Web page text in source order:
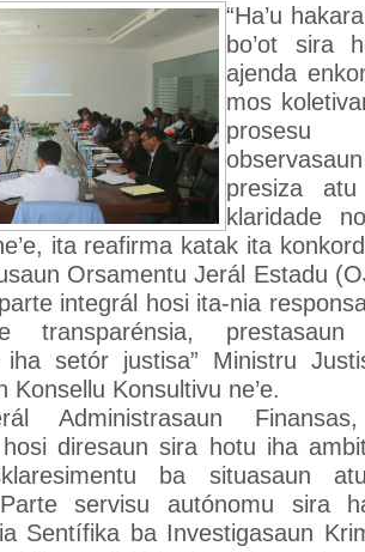
“Ha’u
bo’ot sira
ajenda
mos
prosesu
presiza
klaridade
ita reafirma katak ita
Orsamentu Jerál Estadu
integrál hosi ita-nia
transparénsia,
iha setór justisa” Ministru
Konsellu Konsultivu ne’e.
Administrasaun
diresaun sira hotu iha
ba situasaun
servisu autónomu sira
Sentífika ba Investigasaun